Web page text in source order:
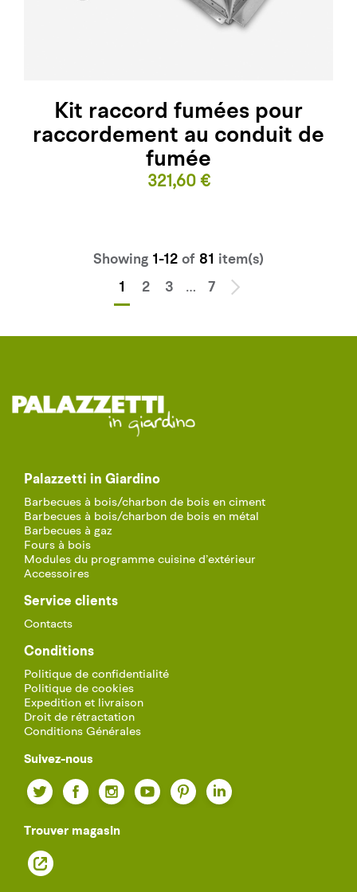
Kit raccord fumées pour
raccordement au conduit de
fumée
Prix
321,60 €
Showing 1-12 of 81 item(s)
1
2 3 … 7
Palazzetti in Giardino
Barbecues à bois/charbon de bois en ciment
Barbecues à bois/charbon de bois en métal
Barbecues à gaz
Fours à bois
Modules du programme cuisine d’extérieur
Accessoires
Service clients
Contacts
Conditions
Politique de confidentialité
Politique de cookies
Expedition et livraison
Droit de rétractation
Conditions Générales
Suivez-nous
Facebook
Twitter YouTubePinterest
Instagram
Trouver magasin